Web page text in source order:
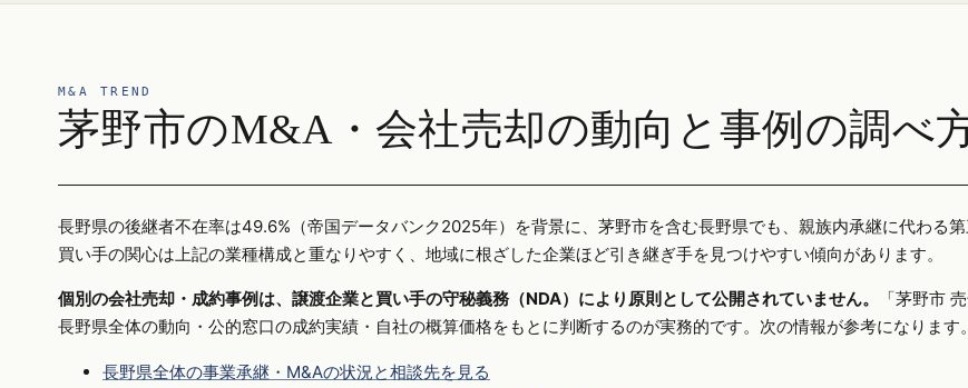
M&A TREND
茅野市のM&A・会社売却の動向と事例の調べ
長野県の後継者不在率は49.6%（帝国データバンク2025年）を背景に、茅野市を含む長野県でも、親族内承継に代わる
買い手の関心は上記の業種構成と重なりやすく、地域に根ざした企業ほど引き継ぎ手を見つけやすい傾向があります。
個別の会社売却・成約事例は、譲渡企業と買い手の守秘義務（NDA）により原則として公開されていません。
「茅野市
長野県全体の動向・公的窓口の成約実績・自社の概算価格をもとに判断するのが実務的です。次の情報が参考になります。
長野県全体の事業承継・M&Aの状況と相談先を見る